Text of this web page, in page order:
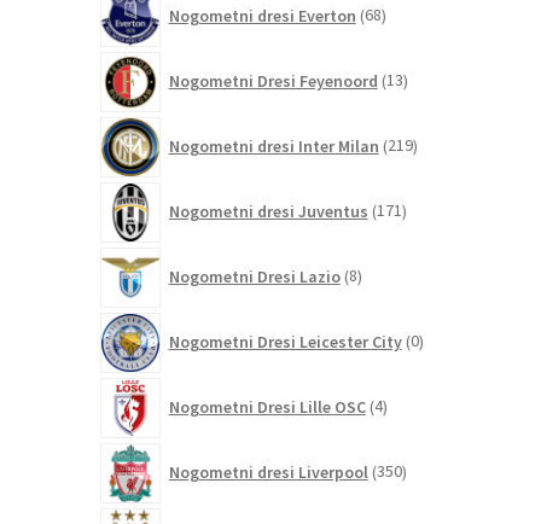
Nogometni dresi Everton 68izdelkov
Nogometni Dresi Feyenoord 13izdelkov
Nogometni dresi Inter Milan 219izdelkov
Nogometni dresi Juventus 171izdelkov
Nogometni Dresi Lazio 8izdelkov
Nogometni Dresi Leicester City 0izdelkov
Nogometni Dresi Lille OSC 4izdelki
Nogometni dresi Liverpool 350izdelkov